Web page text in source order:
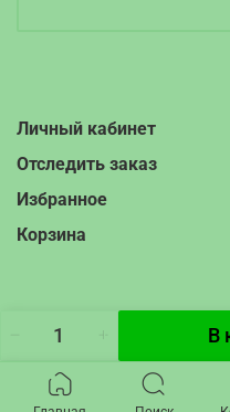
В
Личный кабинет
Отследить заказ
Избранное
Корзина